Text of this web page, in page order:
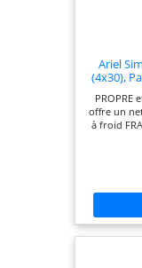
Ariel
(4x30),
PROPRE
offre un
à froid
un
Ariel
lessive